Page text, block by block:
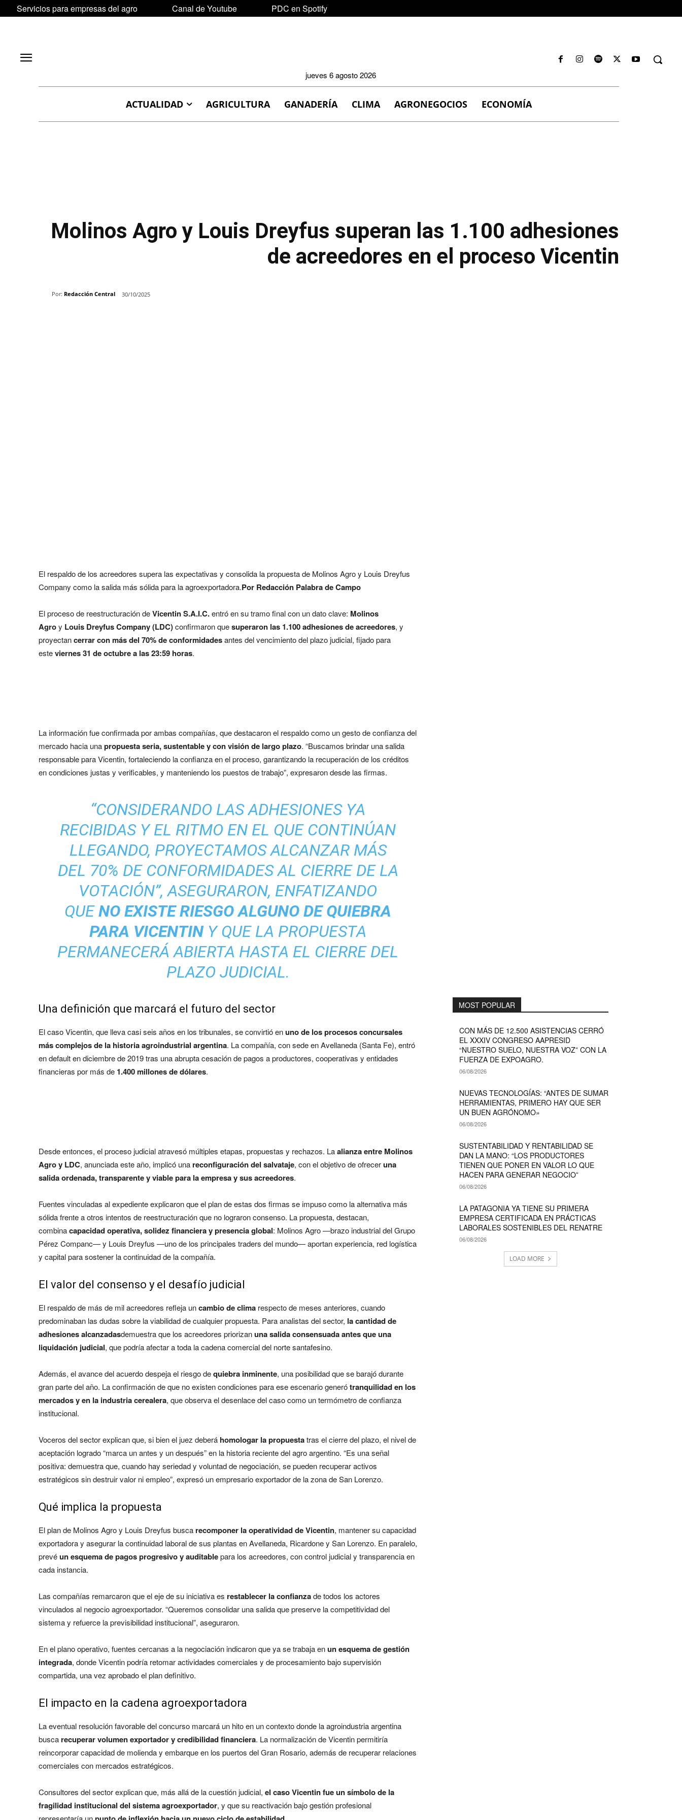
Servicios para empresas del agro Canal de Youtube PDC en Spotify
jueves 6 agosto 2026
ACTUALIDAD AGRICULTURA GANADERÍA CLIMA AGRONEGOCIOS ECONOMÍA
Molinos Agro y Louis Dreyfus superan las 1.100 adhesiones
de acreedores en el proceso Vicentin
Por: Redacción Central 30/10/2025
El respaldo de los acreedores supera las expectativas y consolida la propuesta de Molinos Agro y Louis Dreyfus
Company como la salida más sólida para la agroexportadora.Por Redacción Palabra de Campo
El proceso de reestructuración deVicentin S.A.I.C.entró en su tramo final con un dato clave: Molinos
Agroy Louis Dreyfus Company (LDC)confirmaron quesuperaron las 1.100 adhesiones de acreedores, y
proyectancerrar con más del 70% de conformidadesantes del vencimiento del plazo judicial, fijado para
esteviernes 31 de octubre a las 23:59 horas.
La información fue confirmada por ambas compañías, que destacaron el respaldo como un gesto de confianza del
mercado hacia unapropuesta seria, sustentable y con visión de largo plazo. “Buscamos brindar una salida
responsable para Vicentin, fortaleciendo la confianza en el proceso, garantizando la recuperación de los créditos
en condiciones justas y verificables, y manteniendo los puestos de trabajo”, expresaron desde las firmas.
“CONSIDERANDO LAS ADHESIONES YA
RECIBIDAS Y EL RITMO EN EL QUE CONTINÚAN
LLEGANDO, PROYECTAMOS ALCANZAR MÁS
DEL 70% DE CONFORMIDADES AL CIERRE DE LA
VOTACIÓN”, ASEGURARON, ENFATIZANDO
QUENO EXISTE RIESGO ALGUNO DE QUIEBRA
PARA VICENTINY QUE LA PROPUESTA
PERMANECERÁ ABIERTA HASTA EL CIERRE DEL
PLAZO JUDICIAL.
Una definición que marcará el futuro del sector
El caso Vicentin, que lleva casi seis años en los tribunales, se convirtió enuno de los procesos concursales
más complejos de la historia agroindustrial argentina. La compañía, con sede en Avellaneda (Santa Fe), entró
en default en diciembre de 2019 tras una abrupta cesación de pagos a productores, cooperativas y entidades
financieras por más de 1.400 millones de dólares.
Desde entonces, el proceso judicial atravesó múltiples etapas, propuestas y rechazos. Laalianza entre Molinos
Agro y LDC, anunciada este año, implicó una reconfiguración del salvataje, con el objetivo de ofreceruna
salida ordenada, transparente y viable para la empresa y sus acreedores.
Fuentes vinculadas al expediente explicaron que el plan de estas dos firmas se impuso como la alternativa más
sólida frente a otros intentos de reestructuración que no lograron consenso. La propuesta, destacan,
combinacapacidad operativa, solidez financiera y presencia global: Molinos Agro —brazo industrial del Grupo
Pérez Companc— y Louis Dreyfus —uno de los principales traders del mundo— aportan experiencia, red logística
y capital para sostener la continuidad de la compañía.
El valor del consenso y el desafío judicial
El respaldo de más de mil acreedores refleja uncambio de clima respecto de meses anteriores, cuando
predominaban las dudas sobre la viabilidad de cualquier propuesta. Para analistas del sector, la cantidad de
adhesiones alcanzadasdemuestra que los acreedores priorizanuna salida consensuada antes que una
liquidación judicial, que podría afectar a toda la cadena comercial del norte santafesino.
Además, el avance del acuerdo despeja el riesgo dequiebra inminente, una posibilidad que se barajó durante
gran parte del año. La confirmación de que no existen condiciones para ese escenario generótranquilidad en los
mercados y en la industria cerealera, que observa el desenlace del caso como un termómetro de confianza
institucional.
Voceros del sector explican que, si bien el juez deberá homologar la propuestatras el cierre del plazo, el nivel de
aceptación logrado “marca un antes y un después” en la historia reciente del agro argentino. “Es una señal
positiva: demuestra que, cuando hay seriedad y voluntad de negociación, se pueden recuperar activos
estratégicos sin destruir valor ni empleo”, expresó un empresario exportador de la zona de San Lorenzo.
Qué implica la propuesta
El plan de Molinos Agro y Louis Dreyfus busca recomponer la operatividad de Vicentin, mantener su capacidad
exportadora y asegurar la continuidad laboral de sus plantas en Avellaneda, Ricardone y San Lorenzo. En paralelo,
prevéun esquema de pagos progresivo y auditablepara los acreedores, con control judicial y transparencia en
cada instancia.
Las compañías remarcaron que el eje de su iniciativa es restablecer la confianzade todos los actores
vinculados al negocio agroexportador. “Queremos consolidar una salida que preserve la competitividad del
sistema y refuerce la previsibilidad institucional”, aseguraron.
En el plano operativo, fuentes cercanas a la negociación indicaron que ya se trabaja enun esquema de gestión
integrada, donde Vicentin podría retomar actividades comerciales y de procesamiento bajo supervisión
compartida, una vez aprobado el plan definitivo.
El impacto en la cadena agroexportadora
La eventual resolución favorable del concurso marcará un hito en un contexto donde la agroindustria argentina
busca recuperar volumen exportador y credibilidad financiera. La normalización de Vicentin permitiría
reincorporar capacidad de molienda y embarque en los puertos del Gran Rosario, además de recuperar relaciones
comerciales con mercados estratégicos.
Consultores del sector explican que, más allá de la cuestión judicial, el caso Vicentin fue un símbolo de la
fragilidad institucional del sistema agroexportador, y que su reactivación bajo gestión profesional
MOST POPULAR
CON MÁS DE 12.500 ASISTENCIAS CERRÓ
EL XXXIV CONGRESO AAPRESID
“NUESTRO SUELO, NUESTRA VOZ” CON LA
FUERZA DE EXPOAGRO.
06/08/2026
NUEVAS TECNOLOGÍAS: “ANTES DE SUMAR
HERRAMIENTAS, PRIMERO HAY QUE SER
UN BUEN AGRÓNOMO»
06/08/2026
SUSTENTABILIDAD Y RENTABILIDAD SE
DAN LA MANO: “LOS PRODUCTORES
TIENEN QUE PONER EN VALOR LO QUE
HACEN PARA GENERAR NEGOCIO”
06/08/2026
LA PATAGONIA YA TIENE SU PRIMERA
EMPRESA CERTIFICADA EN PRÁCTICAS
LABORALES SOSTENIBLES DEL RENATRE
06/08/2026
LOAD MORE